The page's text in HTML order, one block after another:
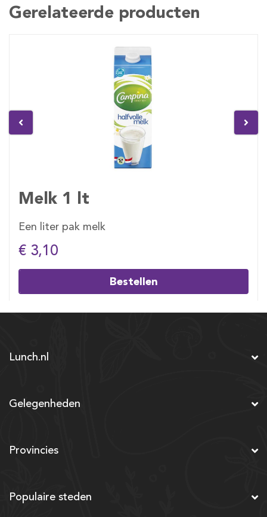
Gerelateerde producten
Melk 1 lt
Een liter pak melk
€ 3,10
Bestellen
Lunch.nl
Gelegenheden
Provincies
Populaire steden